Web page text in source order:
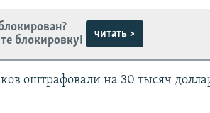
блокировку!
читать >
оштрафовали на 30 тысяч